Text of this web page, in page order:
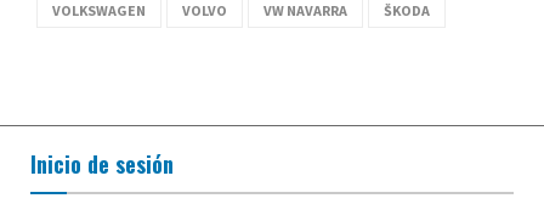
VOLKSWAGEN VOLVO VW NAVARRA ŠKODA
Inicio de sesión